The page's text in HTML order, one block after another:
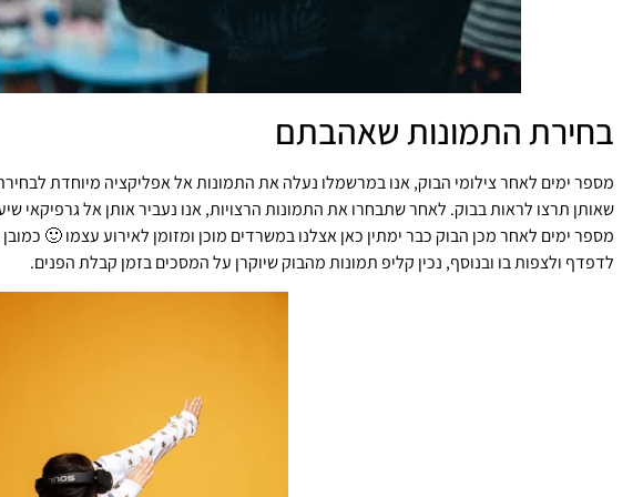
בחירת התמונות שאהבתם
מספר ימים לאחר צילומי הבוק, אנו במרשמלו נעלה את התמונות אל אפליקציה מיוחדת
שאותן תרצו לראות בבוק. לאחר שתבחרו את התמונות הרצויות, אנו נעביר אותן אל גרפיקאי
מספר ימים לאחר מכן הבוק כבר ימתין כאן אצלנו במשרדים מוכן ומזומן לאירוע עצמו 🙂
לדפדף ולצפות בו ובנוסף, נכין קליפ תמונות מהבוק שיוקרן על המסכים בזמן קבלת הפנים.